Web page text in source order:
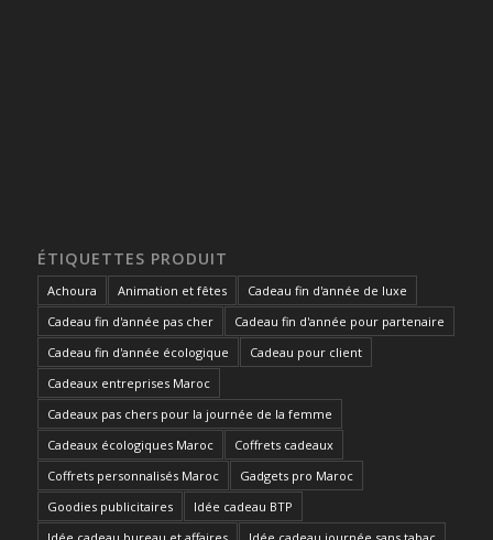
ÉTIQUETTES PRODUIT
Achoura Animation et fêtes
Cadeau fin d'année de luxe
Cadeau fin d'année pas cher
Cadeau fin d'année pour partenaire
Cadeau fin d'année écologique
Cadeau pour client
Cadeaux entreprises Maroc
Cadeaux pas chers pour la journée de la femme
Cadeaux écologiques Maroc
Coffrets cadeaux
Coffrets personnalisés Maroc
Gadgets pro Maroc
Goodies publicitaires
Idée cadeau BTP